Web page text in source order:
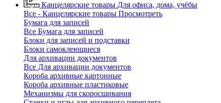
Канцелярские товары Для офиса, дома, учёбы
Все - Канцелярские товары Просмотреть
Бумага для записей
Все Бумага для записей
Блоки для записей и подставки
Блоки самоклеющиеся
Для архивации документов
Все Для архивации документов
Короба архивные картонные
Короба архивные пластиковые
Механизмы для скоросшивания